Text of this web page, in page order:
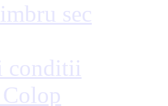
sec
conditii